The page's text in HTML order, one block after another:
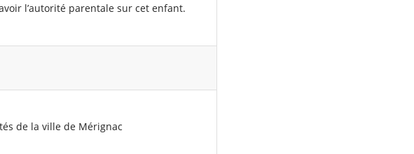
l’autorité parentale sur cet enfant.
de la ville de Mérignac